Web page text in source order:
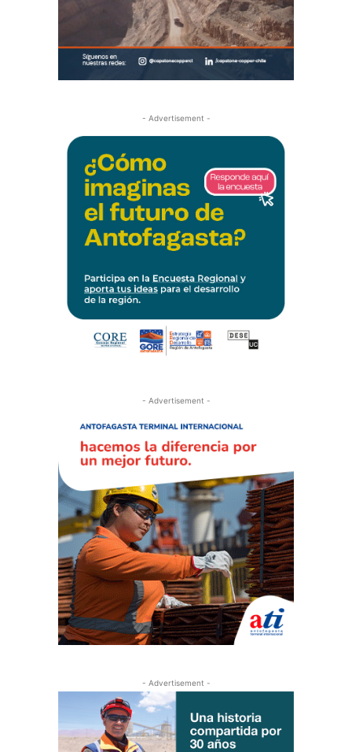
- Advertisement -
- Advertisement -
- Advertisement -